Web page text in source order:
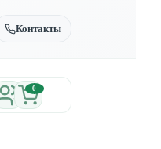
Контакты
0